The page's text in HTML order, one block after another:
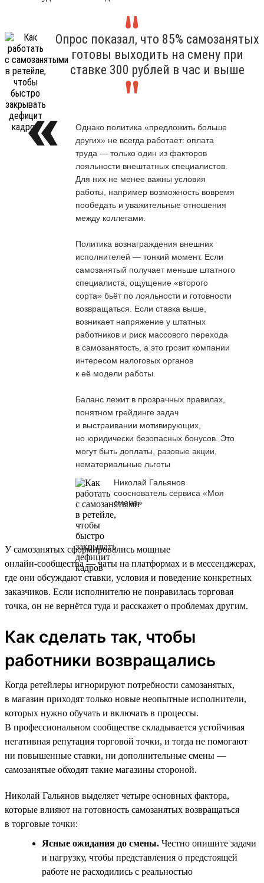
Опрос показал, что 85% самозанятых
готовы выходить на смену при
ставке 300 рублей в час и выше
Однако политика «предложить больше
других» не всегда работает: оплата
труда — только один из факторов
лояльности внештатных специалистов.
Для них не менее важны условия
работы, например возможность вовремя
пообедать и уважительные отношения
между коллегами.
Политика вознаграждения внешних
исполнителей — тонкий момент. Если
самозанятый получает меньше штатного
специалиста, ощущение «второго
сорта» бьёт по лояльности и готовности
возвращаться. Если ставка выше,
возникает напряжение у штатных
работников и риск массового перехода
в самозанятость, а это грозит компании
интересом налоговых органов
к её модели работы.
Баланс лежит в прозрачных правилах,
понятном грейдинге задач
и выстраивании мотивирующих,
но юридически безопасных бонусов. Это
могут быть доплаты, разовые акции,
нематериальные льготы
Николай Гальянов
сооснователь сервиса «Моя
смена»
У самозанятых сформировались мощные
онлайн‑сообщества — чаты на платформах и в мессенджерах,
где они обсуждают ставки, условия и поведение конкретных
заказчиков. Если исполнителю не понравилась торговая
точка, он не вернётся туда и расскажет о проблемах другим.
Как сделать так, чтобы
работники возвращались
Когда ретейлеры игнорируют потребности самозанятых,
в магазин приходят только новые неопытные исполнители,
которых нужно обучать и включать в процессы.
В профессиональном сообществе складывается устойчивая
негативная репутация торговой точки, и тогда не помогают
ни повышенные ставки, ни дополнительные смены —
самозанятые обходят такие магазины стороной.
Николай Гальянов выделяет четыре основных фактора,
которые влияют на готовность самозанятых возвращаться
в торговые точки:
Ясные ожидания до смены. Честно опишите задачи
и нагрузку, чтобы представления о предстоящей
работе не расходились с реальностью